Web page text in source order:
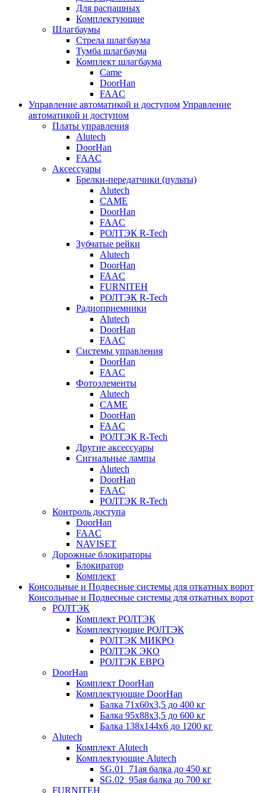
Для распашных
Комплектующие
Шлагбаумы
Стрела шлагбаума
Тумба шлагбаума
Комплект шлагбаума
Came
DoorHan
FAAC
Управление автоматикой и доступом Управление
автоматикой и доступом
Платы управления
Alutech
DoorHan
FAAC
Аксессуары
Брелки-передатчики (пульты)
Alutech
CAME
DoorHan
FAAC
РОЛТЭК R-Tech
Зубчатые рейки
Alutech
DoorHan
FAAC
FURNITEH
РОЛТЭК R-Tech
Радиоприемники
Alutech
DoorHan
FAAC
Системы управления
DoorHan
FAAC
Фотоэлементы
Alutech
CAME
DoorHan
FAAC
РОЛТЭК R-Tech
Другие аксессуары
Сигнальные лампы
Alutech
DoorHan
FAAC
РОЛТЭК R-Tech
Контроль доступа
DoorHan
FAAC
NAVISET
Дорожные блокираторы
Блокиратор
Комплект
Консольные и Подвесные системы для откатных ворот
Консольные и Подвесные системы для откатных ворот
РОЛТЭК
Комплект РОЛТЭК
Комплектующие РОЛТЭК
РОЛТЭК МИКРО
РОЛТЭК ЭКО
РОЛТЭК ЕВРО
DoorHan
Комплект DoorHan
Комплектующие DoorHan
Балка 71х60х3,5 до 400 кг
Балка 95х88х3,5 до 600 кг
Балка 138х144х6 до 1200 кг
Alutech
Комплект Alutech
Комплектующие Alutech
SG.01_71ая балка до 450 кг
SG.02_95ая балка до 700 кг
FURNITEH